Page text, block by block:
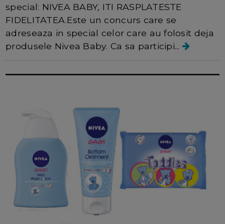
special: NIVEA BABY, ITI RASPLATESTE
FIDELITATEA.Este un concurs care se
adreseaza in special celor care au folosit deja
produsele Nivea Baby. Ca sa participi...